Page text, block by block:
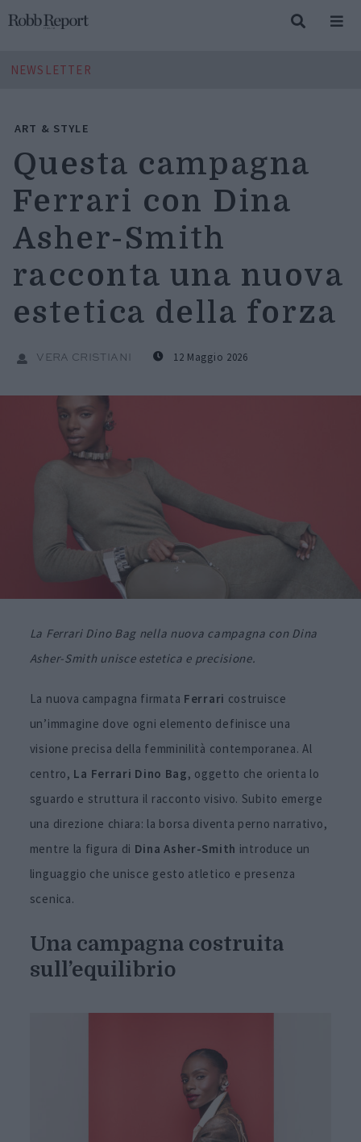
NEWSLETTER
ART & STYLE
Questa campagna
Ferrari con Dina
Asher-Smith
racconta una nuova
estetica della forza
VERA CRISTIANI 12 Maggio 2026
La Ferrari Dino Bag nella nuova campagna con Dina
Asher-Smith unisce estetica e precisione.
La nuova campagna firmata Ferrari costruisce
un’immagine dove ogni elemento definisce una
visione precisa della femminilità contemporanea. Al
centro, La Ferrari Dino Bag, oggetto che orienta lo
sguardo e struttura il racconto visivo. Subito emerge
una direzione chiara: la borsa diventa perno narrativo,
mentre la figura di Dina Asher-Smith introduce un
linguaggio che unisce gesto atletico e presenza
scenica.
Una campagna costruita
sull’equilibrio